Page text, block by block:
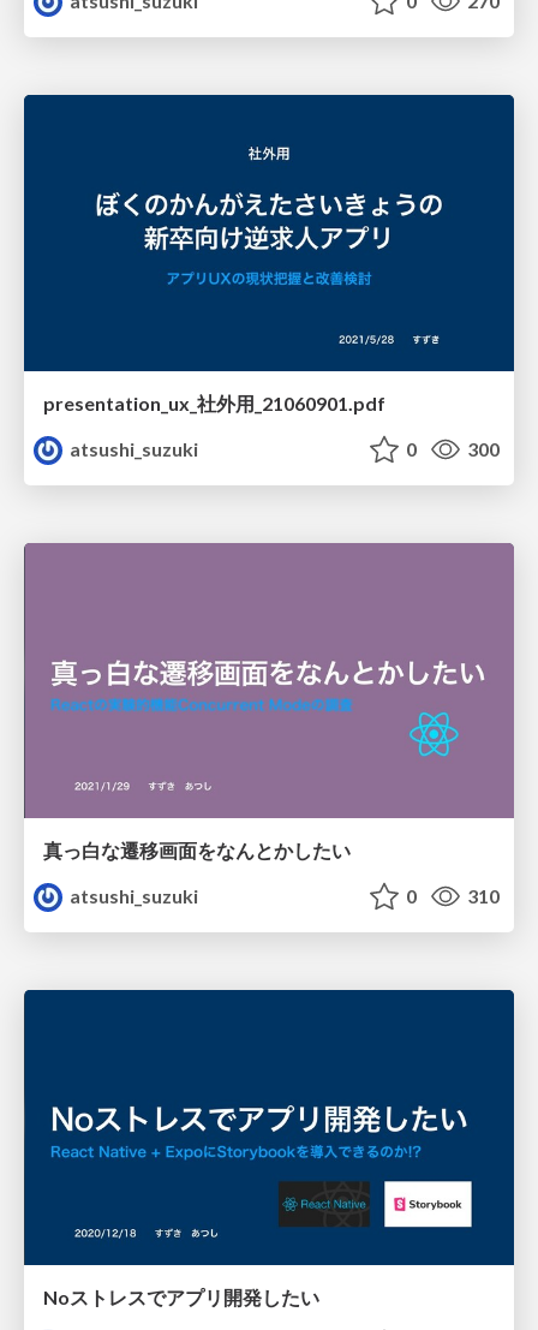
presentation_ux_社外用_21060901.pdf
atsushi_suzuki
0 300
真っ白な遷移画面をなんとかしたい
atsushi_suzuki
0 310
Noストレスでアプリ開発したい